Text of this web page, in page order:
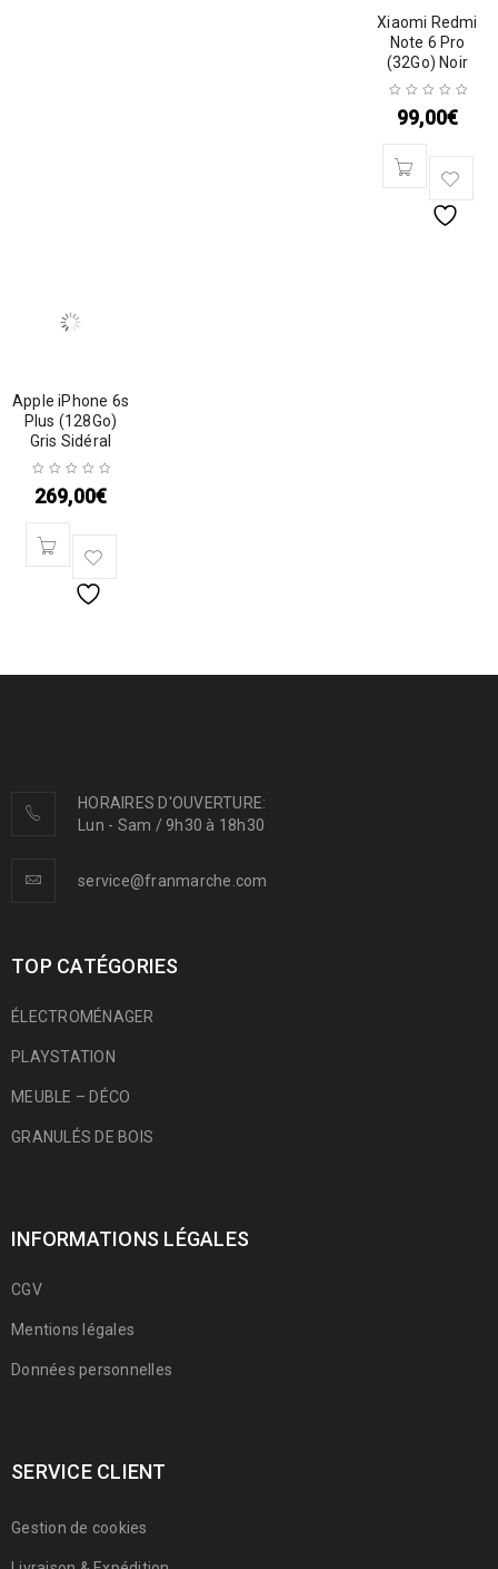
Xiaomi Redmi
Note 6 Pro
(32Go) Noir
99,00€
Apple iPhone 6s
Plus (128Go)
Gris Sidéral
269,00€
HORAIRES D'OUVERTURE:
Lun - Sam / 9h30 à 18h30
service@franmarche.com
TOP CATÉGORIES
ÉLECTROMÉNAGER
PLAYSTATION
MEUBLE – DÉCO
GRANULÉS DE BOIS
INFORMATIONS LÉGALES
CGV
Mentions légales
Données personnelles
SERVICE CLIENT
Gestion de cookies